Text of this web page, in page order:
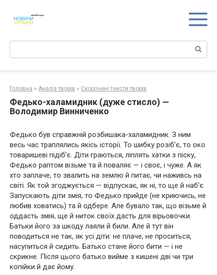
контенту
Поиск:
Головна » Аналіз творів » Скорочені тексти творів
Федько-халамидник (дуже стисло) —
Володимир Винниченко
Федько був справжній розбишака-халамидник. З ним
весь час траплялись якісь історії. То шибку розіб’є, то око
товаришеві підіб’є. Діти граються, ліплять хатки з піску,
Федько раптом візьме та й поваляє — і своє, і чуже. А як
хто заплаче, то звалить на землю й питає, чи наживсь на
світі. Як той згоджується — відпускає, як ні, то ще й наб’є.
Запускають діти змія, то Федько прийде (не криючись, не
любив ховатись) та й одбере. Але бувало так, що візьме й
оддасть змія, ще й ниток своїх дасть для вірьовочки.
Батьки його за шкоду лаяли й били. Але й тут він
поводиться не так, як усі діти: не плаче, не проситься,
насупиться й сидить. Батько стане його бити — і не
скрикне. Після цього батько вийме з кишені дві чи три
копійки й дає йому.